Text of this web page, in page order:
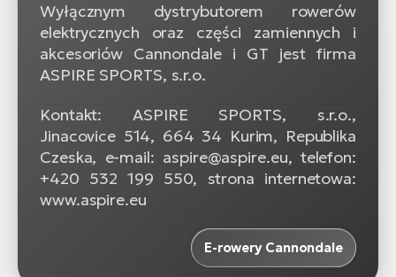
Wyłącznym dystrybutorem rowerów
elektrycznych oraz części zamiennych i
akcesoriów Cannondale i GT jest firma
ASPIRE SPORTS, s.r.o.
Kontakt: ASPIRE SPORTS, s.r.o.,
Jinacovice 514, 664 34 Kurim, Republika
Czeska, e-mail: aspire@aspire.eu, telefon:
+420 532 199 550, strona internetowa:
www.aspire.eu
E-rowery Cannondale